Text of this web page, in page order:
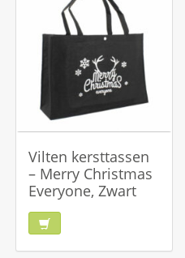
Vilten kersttassen
– Merry Christmas
Everyone, Zwart